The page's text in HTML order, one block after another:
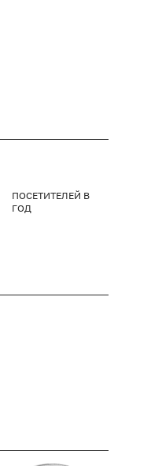
ПОСЕТИТЕЛЕЙ В
ГОД